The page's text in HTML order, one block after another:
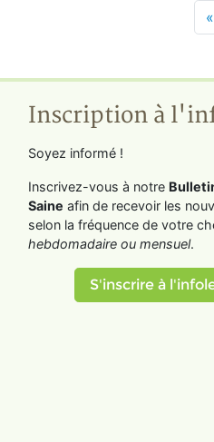
«
Inscription à
Soyez informé !
Inscrivez-vous à notre
Saine afin de recevoir les
selon la fréquence de votre
hebdomadaire ou mensuel.
S'inscrire à